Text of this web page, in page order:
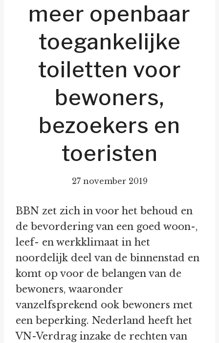
meer openbaar
toegankelijke
toiletten voor
bewoners,
bezoekers en
toeristen
27 november 2019
BBN zet zich in voor het behoud en
de bevordering van een goed woon-,
leef- en werkklimaat in het
noordelijk deel van de binnenstad en
komt op voor de belangen van de
bewoners, waaronder
vanzelfsprekend ook bewoners met
een beperking. Nederland heeft het
VN-Verdrag inzake de rechten van